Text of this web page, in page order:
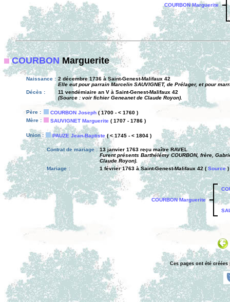
COURBON Marguerite
COURBON Marguerite
Naissance : 2 décembre 1736 à Saint-Genest-Malifaux 42
Elle eut pour parrain Marcelin SAUVIGNET, de Prélager, et pour
Décès :
11 vendémiaire an V à Saint-Genest-Malifaux 42
(Source : voir fichier Geneanet de Claude Royon).
Père : COURBON Joseph ( 1700 - < 1760 )
Mère :
SAUVIGNET Marguerite ( 1707 - 1786 )
Union : PAUZE Jean-Baptiste ( < 1745 - < 1804 )
Contrat de mariage : 13 janvier 1763 reçu maître RAVEL
Furent présents Barthélémy COURBON, frère,
Claude Royon).
Mariage :
1 février 1763 à Saint-Genest-Malifaux 42 ( Source)
COURBON Marguerite
Ces pages ont été